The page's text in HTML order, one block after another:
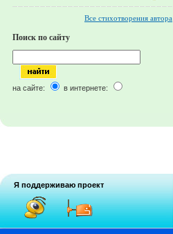
Все стихотворения автора
Поиск по сайту
на сайте: в интернете:
Я поддерживаю проект